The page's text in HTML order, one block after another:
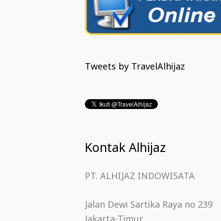
Tweets by TravelAlhijaz
Kontak Alhijaz
PT. ALHIJAZ INDOWISATA
Jalan Dewi Sartika Raya no 239